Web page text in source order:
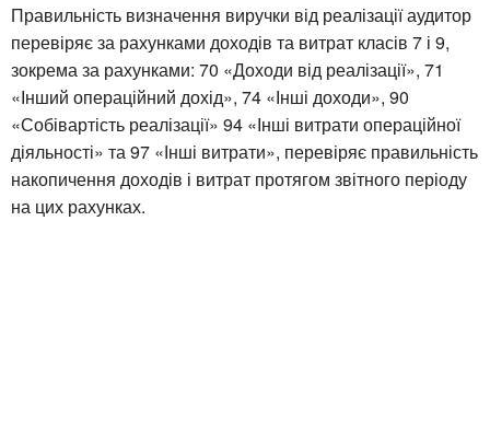
Правильність визначення виручки від реалізації аудитор
перевіряє за рахунками доходів та витрат класів 7 і 9,
зокрема за рахунками: 70 «Доходи від реалізації», 71
«Інший операційний дохід», 74 «Інші доходи», 90
«Собівартість реалізації» 94 «Інші витрати операційної
діяльності» та 97 «Інші витрати», перевіряє правильність
накопичення доходів і витрат протягом звітного періоду
на цих рахунках.